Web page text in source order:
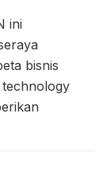
ini
bisnis
technology